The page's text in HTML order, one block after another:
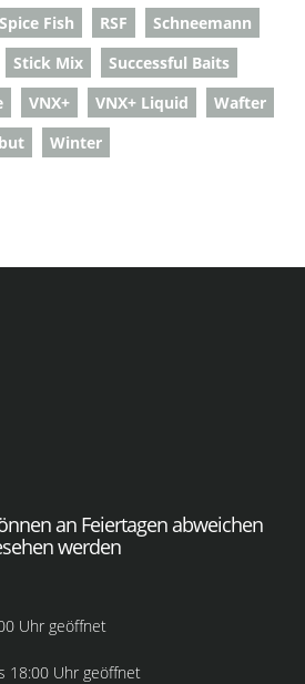
Fish RSF
Schneemann
Stick Mix
Successful Baits
VNX+ VNX+ Liquid
Wafter
Winter
an Feiertagen abweichen
werden
Uhr geöffnet
18:00 Uhr geöffnet